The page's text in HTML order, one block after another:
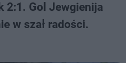
2:1. Gol Jewgienija
w szał radości.